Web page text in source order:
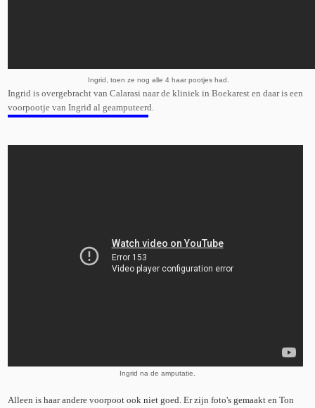
Ingrid, toen ze nog alle 4 haar pootjes had.
Ingrid is overgebracht van Calarasi naar de kliniek in Boekarest en daar is een
voorpootje van Ingrid al geamputeerd.
Ingrid na de amputatie.
Alleen is haar andere voorpoot ook niet goed. Er zijn foto's gemaakt en Ton